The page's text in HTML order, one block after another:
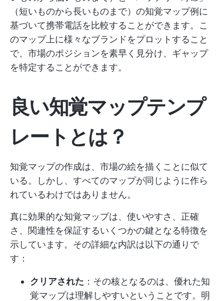
（短いものから長いものまで）の知覚マップ例に
基づいて携帯電話を比較することができます。こ
のマップ上に様々なブランドをプロットすること
で、市場のポジションを素早く見分け、ギャップ
を特定することができます。
良い知覚マップテンプ
レートとは？
知覚マップの作成は、市場の絵を描くことに似て
いる。しかし、すべてのマップが同じように作ら
れているわけではありません。
真に効果的な知覚マップは、使いやすさ、正確
さ、関連性を保証するいくつかの鍵となる特徴を
示しています。その詳細な内訳は以下の通りで
す：
クリアされた ：その核となるのは、優れた知
覚マップは理解しやすいということです。明